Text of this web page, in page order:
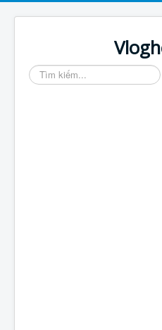
Tìm
kiếm...